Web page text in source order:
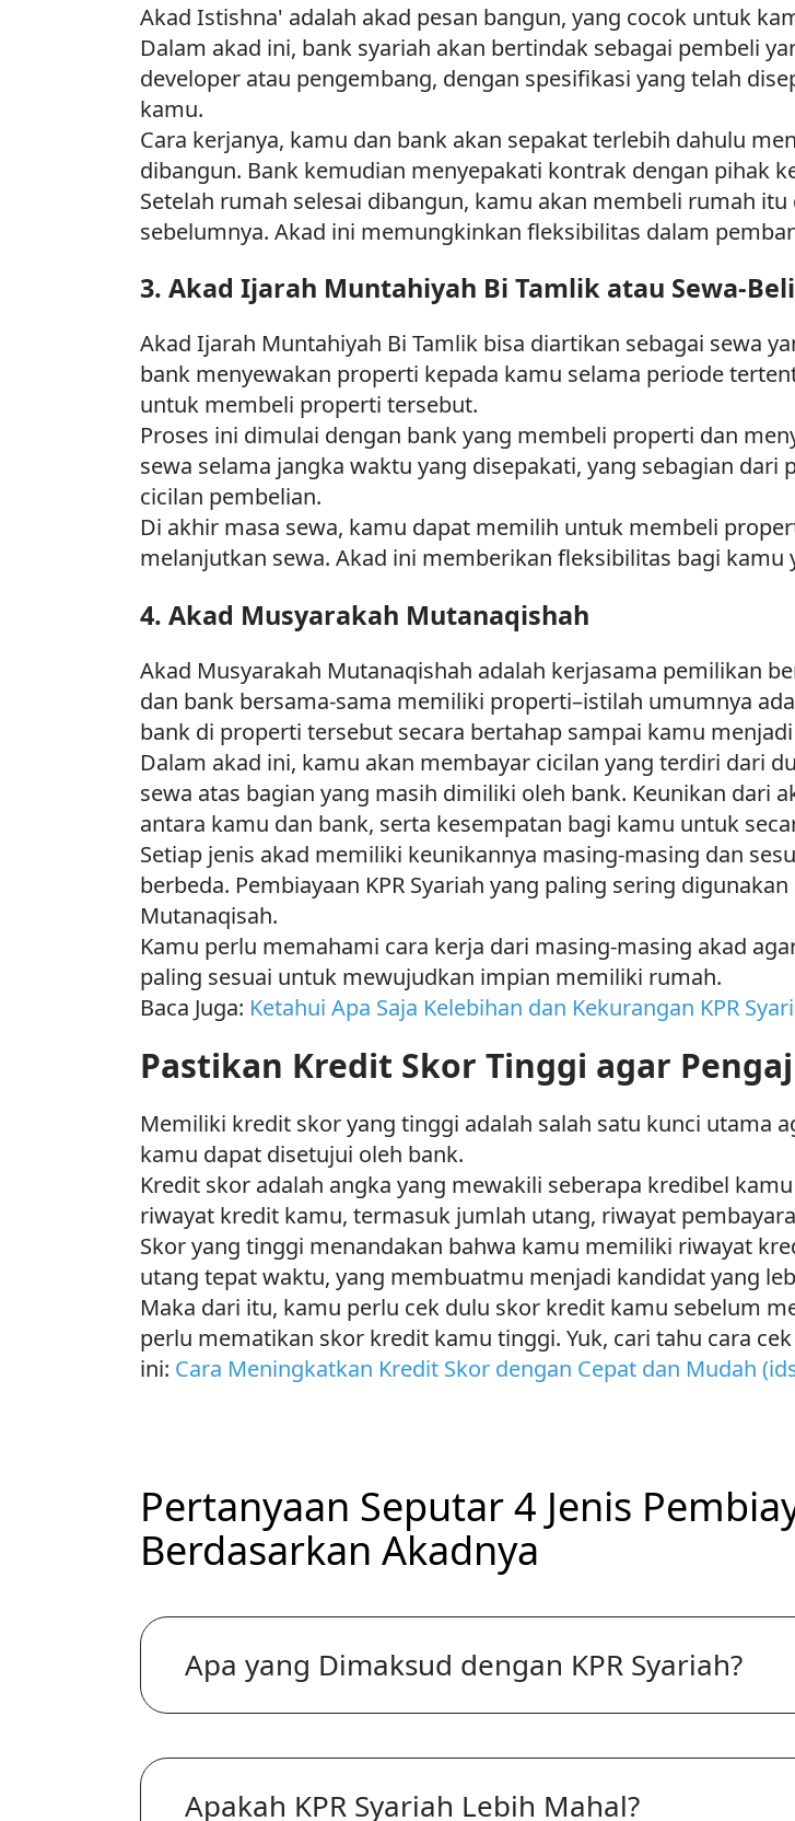
Akad Istishna' adalah akad pesan bangun, yang cocok untuk
Dalam akad ini, bank syariah akan bertindak sebagai pembeli
developer atau pengembang, dengan spesifikasi yang telah
kamu.
Cara kerjanya, kamu dan bank akan sepakat terlebih dahulu
dibangun. Bank kemudian menyepakati kontrak dengan pihak
Setelah rumah selesai dibangun, kamu akan membeli rumah
sebelumnya. Akad ini memungkinkan fleksibilitas dalam
3. Akad Ijarah Muntahiyah Bi Tamlik atau Sewa-Beli
Akad Ijarah Muntahiyah Bi Tamlik bisa diartikan sebagai sewa
bank menyewakan properti kepada kamu selama periode
untuk membeli properti tersebut.
Proses ini dimulai dengan bank yang membeli properti dan
sewa selama jangka waktu yang disepakati, yang sebagian
cicilan pembelian.
Di akhir masa sewa, kamu dapat memilih untuk membeli
melanjutkan sewa. Akad ini memberikan fleksibilitas bagi
4. Akad Musyarakah Mutanaqishah
Akad Musyarakah Mutanaqishah adalah kerjasama pemilikan
dan bank bersama-sama memiliki properti–istilah umumnya
bank di properti tersebut secara bertahap sampai kamu
Dalam akad ini, kamu akan membayar cicilan yang terdiri dari
sewa atas bagian yang masih dimiliki oleh bank. Keunikan dari
antara kamu dan bank, serta kesempatan bagi kamu untuk
Setiap jenis akad memiliki keunikannya masing-masing dan
berbeda. Pembiayaan KPR Syariah yang paling sering
Mutanaqisah.
Kamu perlu memahami cara kerja dari masing-masing akad
paling sesuai untuk mewujudkan impian memiliki rumah.
Baca Juga: Ketahui Apa Saja Kelebihan dan Kekurangan KPR
Pastikan Kredit Skor Tinggi agar
Memiliki kredit skor yang tinggi adalah salah satu kunci utama
kamu dapat disetujui oleh bank.
Kredit skor adalah angka yang mewakili seberapa kredibel
riwayat kredit kamu, termasuk jumlah utang, riwayat
Skor yang tinggi menandakan bahwa kamu memiliki riwayat
utang tepat waktu, yang membuatmu menjadi kandidat yang
Maka dari itu, kamu perlu cek dulu skor kredit kamu sebelum
perlu mematikan skor kredit kamu tinggi. Yuk, cari tahu cara
ini: Cara Meningkatkan Kredit Skor dengan Cepat dan Mudah
Pertanyaan Seputar 4 Jenis
Berdasarkan Akadnya
Apa yang Dimaksud dengan KPR Syariah?
Apakah KPR Syariah Lebih Mahal?